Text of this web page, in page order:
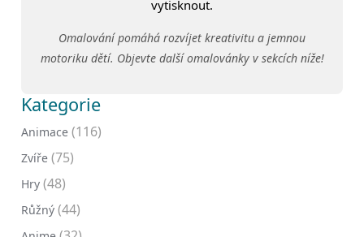
vytisknout.
Omalování pomáhá rozvíjet kreativitu a jemnou
motoriku dětí. Objevte další omalovánky v sekcích níže!
Kategorie
Animace (116)
Zvíře (75)
Hry (48)
Růžný (44)